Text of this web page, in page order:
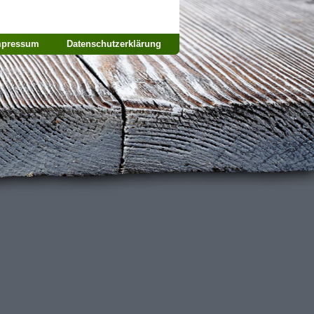
Datenschutzerklärung